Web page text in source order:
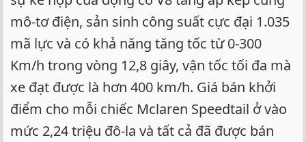
mô-tơ điện, sản sinh công suất cực đại 1.035
mã lực và có khả năng tăng tốc từ 0-300
Km/h trong vòng 12,8 giây, vận tốc tối đa mà
xe đạt được là hơn 400 km/h. Giá bán khởi
điểm cho mỗi chiếc Mclaren Speedtail ở vào
mức 2,24 triệu đô-la và tất cả đã được bán